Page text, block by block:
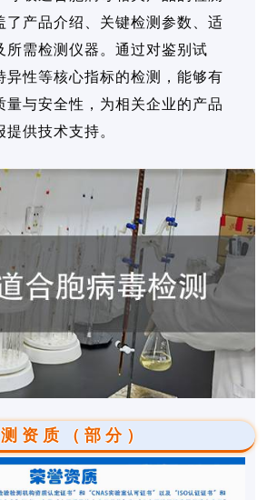
了产品介绍、关键检测参数、适
所需检测仪器。通过对鉴别试
异性等核心指标的检测，能够有
量与安全性，为相关企业的产品
供技术支持。
资质（部分）